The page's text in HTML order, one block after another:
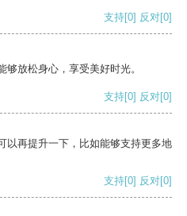
支持[0] 反对[0]
放松身心，享受美好时光。
支持[0] 反对[0]
以再提升一下，比如能够支持更多地
支持[0] 反对[0]